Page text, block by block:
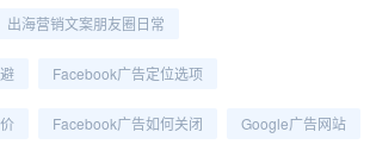
出海营销文案朋友圈日常
Facebook广告定位选项
Facebook广告如何关闭 Google广告网站